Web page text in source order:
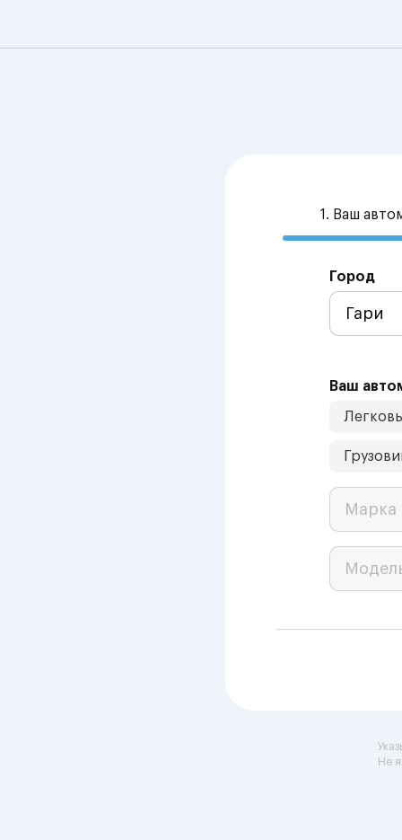
1. Ваш
Город
Ваш
Марка
Не